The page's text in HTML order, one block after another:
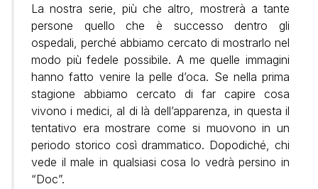
La nostra serie, più che altro, mostrerà a tante
persone quello che è successo dentro gli
ospedali, perché abbiamo cercato di mostrarlo nel
modo più fedele possibile. A me quelle immagini
hanno fatto venire la pelle d’oca. Se nella prima
stagione abbiamo cercato di far capire cosa
vivono i medici, al di là dell’apparenza, in questa il
tentativo era mostrare come si muovono in un
periodo storico così drammatico. Dopodiché, chi
vede il male in qualsiasi cosa lo vedrà persino in
“Doc”.